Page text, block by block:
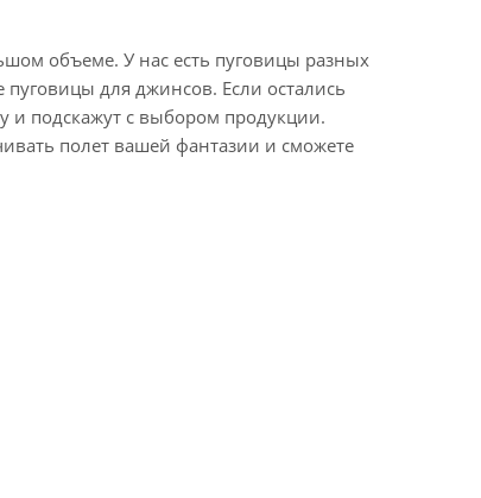
объеме. У нас есть пуговицы разных
для джинсов. Если остались
и подскажут с выбором продукции.
полет вашей фантазии и сможете